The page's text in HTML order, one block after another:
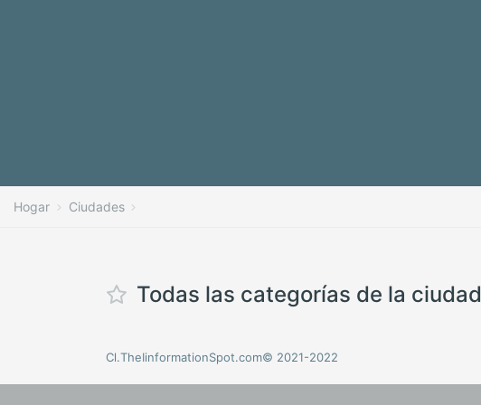
Hogar Ciudades
Todas las categorías de la ciudad
Cl.TheIinformationSpot.com© 2021-2022